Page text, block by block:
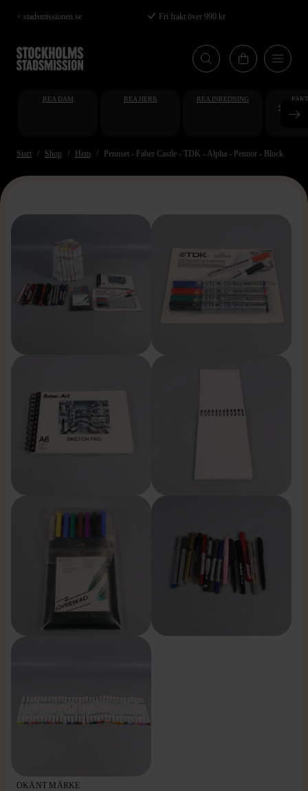
Hoppa
till
huvudinnehåll
< stadsmissionen.se Fri frakt över 990 kr
REA DAM REA HERR REA INREDNING
Start Shop Hem Pennset - Faber Castle - TDK - Alpha - Pennor - Block
OKÄNT MÄRKE